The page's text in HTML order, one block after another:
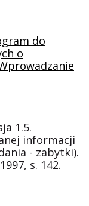
do
o
1.5.
informacji
- zabytki).
s. 142.